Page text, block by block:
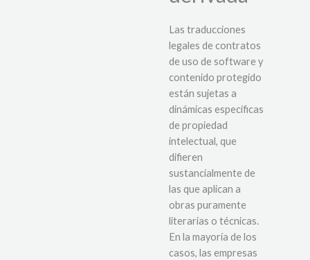
Las traducciones
legales de contratos
de uso de software y
contenido protegido
están sujetas a
dinámicas específicas
de propiedad
intelectual, que
difieren
sustancialmente de
las que aplican a
obras puramente
literarias o técnicas.
En la mayoría de los
casos, las empresas